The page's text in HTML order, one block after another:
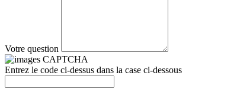
Votre question
Entrez le code ci-dessus dans la case ci-dessous